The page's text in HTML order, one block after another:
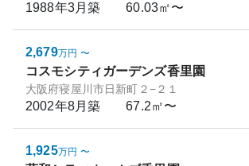
1988年3月築 60.03㎡〜
2,679万円 〜
コスモシティガーデンズ香里園
大阪府寝屋川市日新町２−２１
2002年8月築 67.2㎡〜
1,925万円 〜